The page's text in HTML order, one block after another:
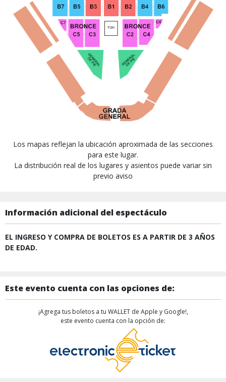
Los mapas reflejan la ubicación aproximada de las secciones
para este lugar.
La distribución real de los lugares y asientos puede variar sin
previo aviso
Información adicional del espectáculo
EL INGRESO Y COMPRA DE BOLETOS ES A PARTIR DE 3 AÑOS
DE EDAD.
Este evento cuenta con las opciones de:
¡Agrega tus boletos a tu WALLET de Apple y Google!,
este evento cuenta con la opción de: